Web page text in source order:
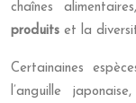
chaînes
produits et la
Certainaines
l’anguille